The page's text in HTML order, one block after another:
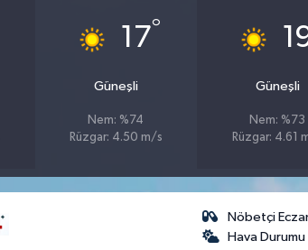
17°
Güneşli
Nem: %74
Rüzgar: 4.50 m/s
Güneşli
Nem: %73
Rüzgar: 4.61
Nöbetçi
Hava Durumu